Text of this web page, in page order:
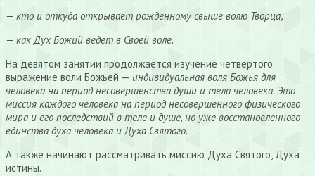
— кто и откуда открывает рожденному свыше волю Творца;
— как Дух Божий ведет в Своей воле.
На девятом занятии продолжается изучение четвертого
выражение воли Божьей — индивидуальная воля Божья для
человека на период несовершенства души и тела человека. Это
миссия каждого человека на период несовершенного физического
мира и его последствий в теле и душе, но уже восстановленного
единства духа человека и Духа Святого.
А также начинают рассматривать миссию Духа Святого, Духа
истины.